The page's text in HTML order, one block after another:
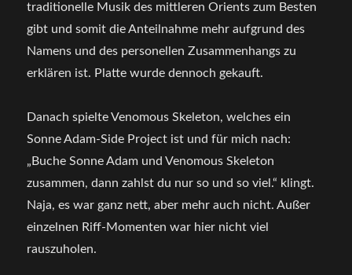
traditionelle Musik des mittleren Orients zum Besten
gibt und somit die Anteilnahme mehr aufgrund des
Namens und des personellen Zusammenhangs zu
erklären ist. Platte wurde dennoch gekauft.
Danach spielte Venomous Skeleton, welches ein
Sonne Adam-Side Project ist und für mich nach:
„Buche Sonne Adam und Venomous Skeleton
zusammen, dann zahlst du nur so und so viel.“ klingt.
Naja, es war ganz nett, aber mehr auch nicht. Außer
einzelnen Riff-Momenten war hier nicht viel
rauszuholen.